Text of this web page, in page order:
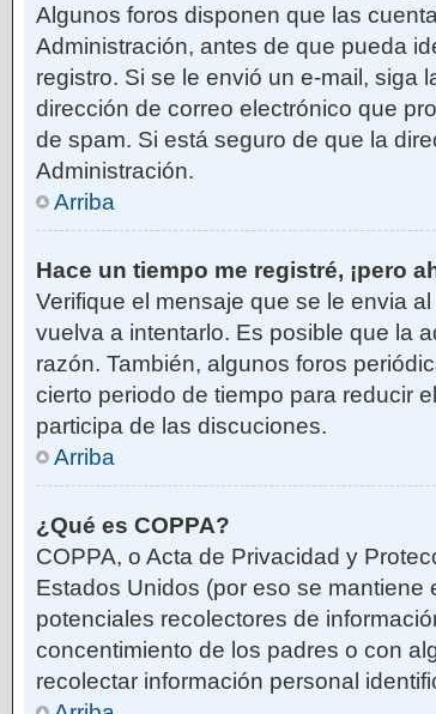
Algunos foros disponen que las
Administración, antes de que pueda
registro. Si se le envió un e-mail, siga
dirección de correo electrónico que
de spam. Si está seguro de que la
Administración.
Arriba
Hace un tiempo me registré, ¡pero
Verifique el mensaje que se le envia
vuelva a intentarlo. Es posible que la
razón. También, algunos foros
cierto periodo de tiempo para reducir
participa de las discuciones.
Arriba
¿Qué es COPPA?
COPPA, o Acta de Privacidad y
Estados Unidos (por eso se
potenciales recolectores de
concentimiento de los padres o con
recolectar información personal